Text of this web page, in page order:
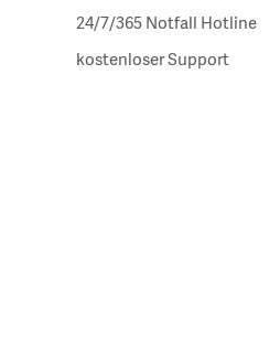
24/7/365 Notfall Hotline
kostenloser Support